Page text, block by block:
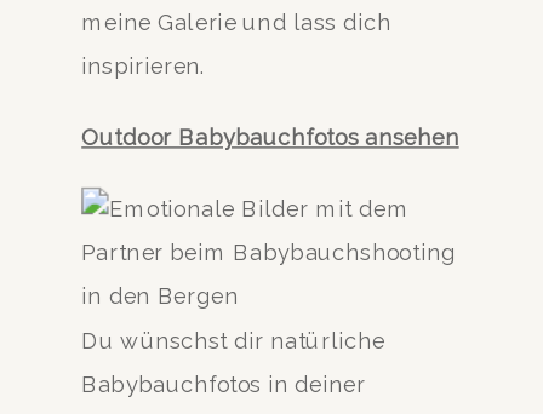
meine Galerie und lass dich
inspirieren.
Outdoor Babybauchfotos ansehen
Du wünschst dir natürliche
Babybauchfotos in deiner